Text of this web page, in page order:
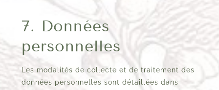
7. Données
personnelles
Les modalités de collecte et de traitement des
données personnelles sont détaillées dans